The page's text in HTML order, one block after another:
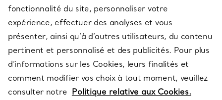
À PROPOS
QUESTIONS LÉGALES
SUIVEZ-NOUS
fonctionnalité du site, personnaliser votre
expérience, effectuer des analyses et vous
présenter, ainsi qu’à d’autres utilisateurs, du contenu
pertinent et personnalisé et des publicités. Pour plus
d’informations sur les Cookies, leurs finalités et
comment modifier vos choix à tout moment, veuillez
consulter notre Politique relative aux Cookies.